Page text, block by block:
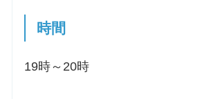
時間
19時～20時